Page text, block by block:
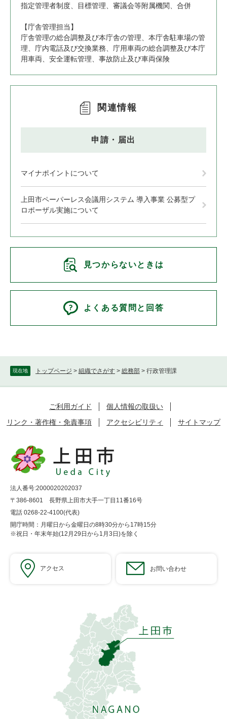
現在地 トップページ > 組織でさがす > 総務部 > 行政管理課
指定管理者制度、目標管理、審議会等附属機関、合併
【庁舎管理担当】
庁舎管理の総合調整及び本庁舎の管理、本庁舎駐車場の管
理、庁内電話及び交換業務、庁用車両の総合調整及び本庁
用車両、安全運転管理、事故防止及び車両保険
関連情報
申請・届出
マイナポイントについて
上田市ペーパーレス会議用システム 導入事業 公募型プ
ロポーザル実施について
見つからないときは
よくある質問と回答
ご利用ガイド
個人情報の取扱い
リンク・著作権・免責事項
アクセシビリティ サイトマップ
法人番号:2000020202037
〒386-8601 長野県上田市大手一丁目11番16号
電話 0268-22-4100(代表)
開庁時間：月曜日から金曜日の8時30分から17時15分
※祝日・年末年始(12月29日から1月3日)を除く
アクセス お問い合わせ